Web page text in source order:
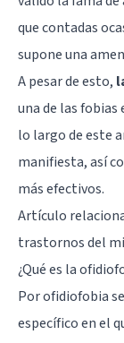
que contadas
supone una
A pesar de esto,
una de las fobias
lo largo de este
manifiesta, así
más efectivos.
Artículo
trastornos del
¿Qué es la
Por ofidiofobia
específico en el